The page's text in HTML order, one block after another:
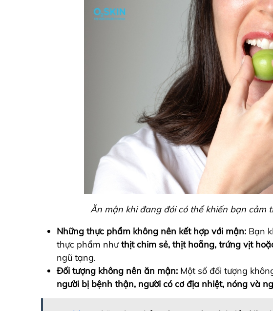
Ăn mận khi đang đói có thể khiến bạn cảm
Những thực phẩm không nên kết hợp với mận: Bạn
thực phẩm nhưthịt chim sẻ, thịt hoẵng, trứng vịt
ngũ tạng.
Đối tượng không nên ăn mận: Một số đối tượng
người bị bệnh thận, người có cơ địa nhiệt, nóng và